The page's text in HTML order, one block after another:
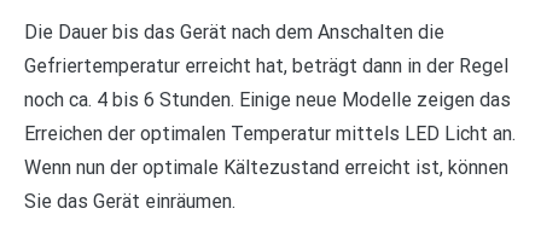
Die Dauer bis das Gerät nach dem Anschalten die
Gefriertemperatur erreicht hat, beträgt dann in der Regel
noch ca. 4 bis 6 Stunden. Einige neue Modelle zeigen das
Erreichen der optimalen Temperatur mittels LED Licht an.
Wenn nun der optimale Kältezustand erreicht ist, können
Sie das Gerät einräumen.